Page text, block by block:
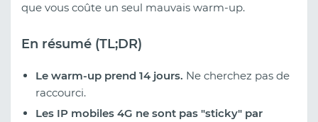
que vous coûte un seul mauvais warm-up.
En résumé (TL;DR)
Le warm-up prend 14 jours. Ne cherchez pas de
raccourci.
Les IP mobiles 4G ne sont pas "sticky" par